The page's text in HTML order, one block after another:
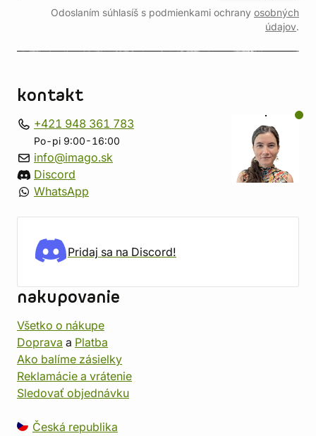
Odoslaním súhlasíš s podmienkami ochrany osobných
údajov.
kontakt
+421 948 361 783
Po-pi 9:00-16:00
info@imago.sk
Discord
WhatsApp
Pridaj sa na Discord!
nakupovanie
Všetko o nákupe
Doprava a Platba
Ako balíme zásielky
Reklamácie a vrátenie
Sledovať objednávku
Česká republika